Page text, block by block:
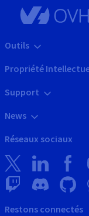
Outils
Propriété
Support
News
Réseaux sociaux
Restons connectés